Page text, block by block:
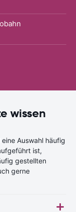
wissen
Auswahl häufig
ist,
gestellten
gerne